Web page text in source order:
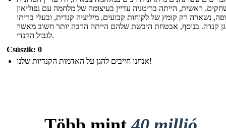
ראשית, הייתה בריטניה עדיין בעיצומה של מלחמה עם נפוליאון
נשארה רק קומץ של לקוחות קבועים, מיליציה קנדית, ובעלי בריתו
קנדה. בנוסף, אבטחת היבשת שלהם הייתה הרבה יותר חשוב מאשר
לגבול הקנדי.
Csúszik: 0
אנחנו חייבים להגן על האדמות הקנדיות שלנו!